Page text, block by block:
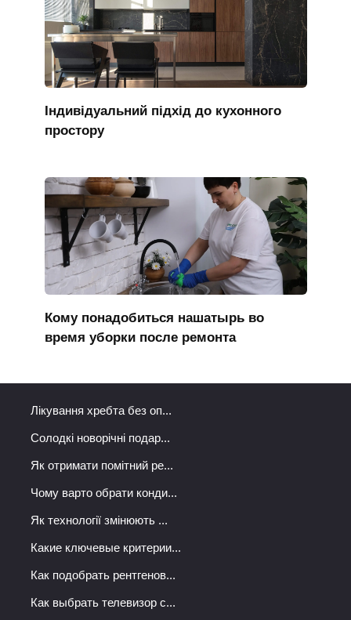
Індивідуальний підхід до кухонного
простору
Кому понадобиться нашатырь во
время уборки после ремонта
Лікування хребта без оп...
Солодкі новорічні подар...
Як отримати помітний ре...
Чому варто обрати конди...
Як технології змінюють ...
Какие ключевые критерии...
Как подобрать рентгенов...
Как выбрать телевизор с...